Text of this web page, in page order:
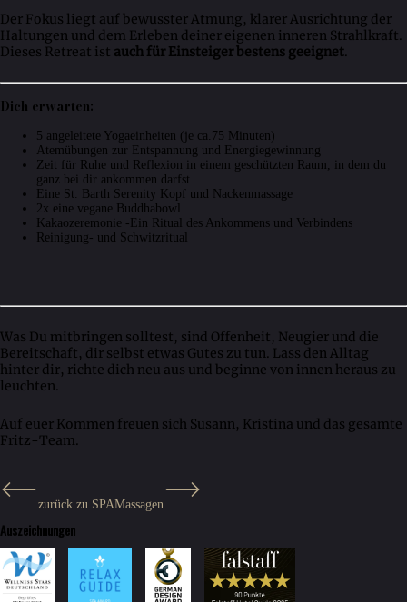
Der Fokus liegt auf bewusster Atmung, klarer Ausrichtung der
Haltungen und dem Erleben deiner eigenen inneren Strahlkraft.
Dieses Retreat ist auch für Einsteiger bestens geeignet.
Dich erwarten:
5 angeleitete Yogaeinheiten (je ca.75 Minuten)
Atemübungen zur Entspannung und Energiegewinnung
Zeit für Ruhe und Reflexion in einem geschützten Raum, in dem du
ganz bei dir ankommen darfst
Eine St. Barth Serenity Kopf und Nackenmassage
2x eine vegane Buddhabowl
Kakaozeremonie -Ein Ritual des Ankommens und Verbindens
Reinigung- und Schwitzritual
Was Du mitbringen solltest, sind Offenheit, Neugier und die
Bereitschaft, dir selbst etwas Gutes zu tun. Lass den Alltag
hinter dir, richte dich neu aus und beginne von innen heraus zu
leuchten.
Auf euer Kommen freuen sich Susann, Kristina und das gesamte
Fritz-Team.
zurück zu SPAMassagen
Auszeichnungen